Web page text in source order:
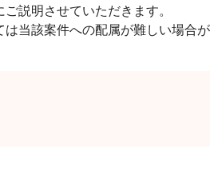
説明させていただきます。
当該案件への配属が難しい場合